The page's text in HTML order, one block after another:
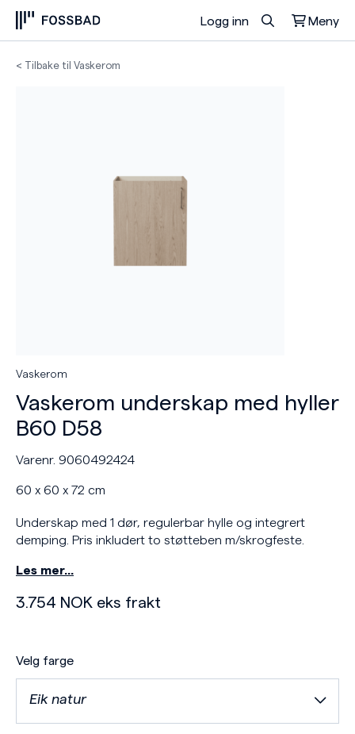
Logg inn Meny
Du har ingen produkter i handlekurven.
< Tilbake til Vaskerom
Vaskerom
Vaskerom underskap med hyller
B60 D58
Varenr. 9060492424
60 x 60 x 72 cm
Underskap med 1 dør, regulerbar hylle og integrert
demping. Pris inkludert to støtteben m/skrogfeste.
Les mer…
3.754 NOK eks frakt
Velg farge
Eik natur